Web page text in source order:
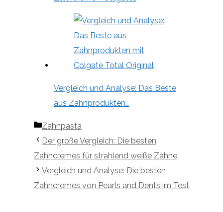
Vergleich und Analyse: Das Beste
aus Zahnprodukten…
Kategorien
Zahnpasta
Der große Vergleich: Die besten
Zahncremes für strahlend weiße Zähne
Vergleich und Analyse: Die besten
Zahncremes von Pearls and Dents im Test